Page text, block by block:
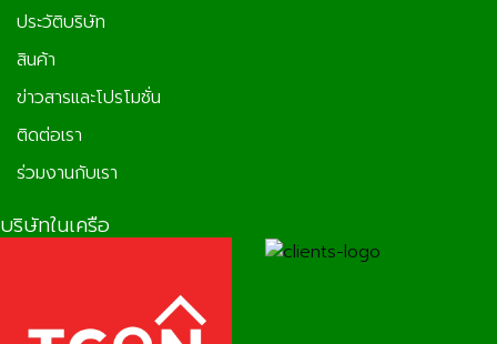
ประวัติบริษัท
สินค้า
ข่าวสารและโปรโมชั่น
ติดต่อเรา
ร่วมงานกับเรา
บริษัทในเครือ